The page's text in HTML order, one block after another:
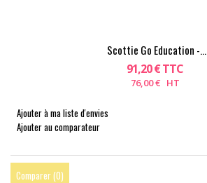
Scottie Go Education -...
91,20 € TTC
76,00 € HT
Ajouter à ma liste d'envies
Ajouter au comparateur
Comparer (0)